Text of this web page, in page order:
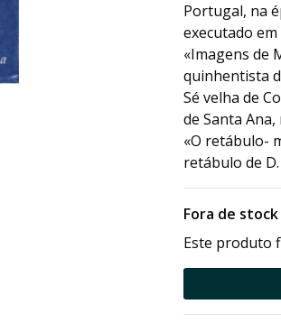
Portugal, na
executado
«Imagens de
quinhentista
Sé velha de
de Santa
«O retábulo-
retábulo de
Fora de stock
Este produto